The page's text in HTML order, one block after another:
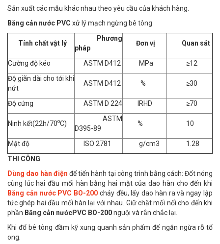
Sản xuất các mẫu khác nhau theo yêu cầu của khách hàng.
Băng cản nước PVC xử lý mạch ngừng bê tông
Tính chất vật lý
Phương
pháp
Đơn vị Quan sát
Cường độ kéo ASTM D412 MPa
≥12
Độ giãn dài cho tới khi
nứt
ASTM D412 % ≥30
Độ cứng ASTM D 224 IRHD ≥70
Ninh kết(22h/70oC)
ASTM
D395-89
% 10
Mật độ ISO 2781 g/cm3
1.28
THI CÔNG
Dùng dao hàn điện để tiến hành tại công trình bằng cách: Đốt nóng
cùng lúc hai đầu mối hàn bằng hai mặt của dao hàn cho đến khi
Băng cản nước PVC BO-200 chảy đều, lấy dao hàn ra và ngay lập
tức ghép hai đầu mối hàn lại với nhau. Giữ chặt mối nối cho đến khi
phần Băng cản nướcPVC BO-200nguội và rắn chắc lại.
Khi đổ bê tông đầm kỹ xung quanh sản phẩm để ngăn ngừa rỗ tổ
ong.